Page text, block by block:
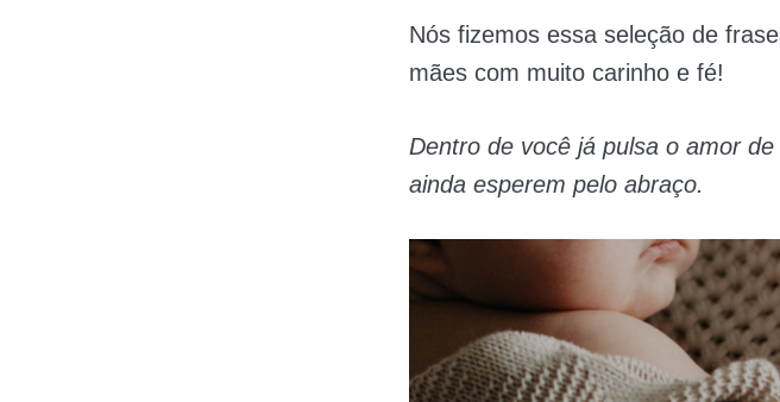
Nós fizemos essa seleção de
mães com muito carinho e fé!
Dentro de você já pulsa o amor
ainda esperem pelo abraço.